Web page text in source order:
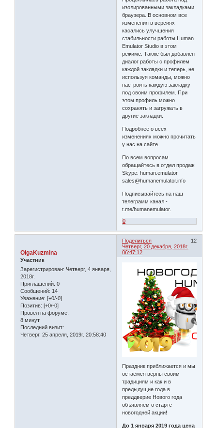
изолированными закладками
браузера. В основном все
изменения в версиях
касались улучшения
стабильности работы Human
Emulator Studio в этом
режиме. Также был добавлен
диалог работы с профилем
каждой закладки и теперь, не
используя команды, можно
настроить каждую закладку
под своим профилем. При
этом профиль можно
сохранять и загружать в
другие закладки.
Подробнее о всех
изменениях можно прочитать
у нас на сайте.
По всем вопросам
обращайтесь в отдел продаж:
Skype: human.emulator
sales@humanemulator.info
Подписывайтесь на наш
телеграмм канал -
t.me/humanemulator.
0
Поделиться
12
Четверг, 20 декабря, 2018г.
06:47:12
OlgaKuzmina
Участник
Зарегистрирован: Четверг, 4 января,
2018г.
Приглашений: 0
Сообщений: 14
Уважение: [+0/-0]
Позитив: [+0/-0]
Провел на форуме:
8 минут
Последний визит:
Четверг, 25 апреля, 2019г. 20:58:40
Праздник приближается и мы
остаёмся верны своим
традициям и как и в
предыдущие года в
преддверие Нового года
объявляем о старте
новогодней акции!
До 1 января 2019 года цена